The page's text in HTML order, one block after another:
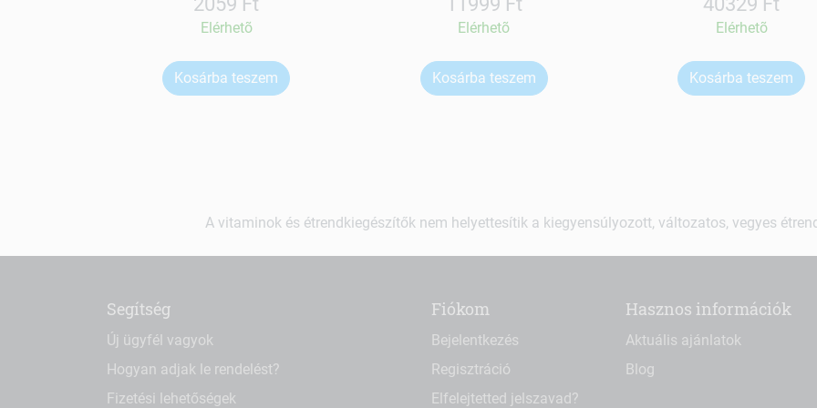
Elérhetõ
Kosárba teszem
Elérhetõ
Kosárba teszem
Elérhetõ
Kosárba teszem
A vitaminok és étrendkiegészítők nem helyettesítik a kiegyensúlyozott, változatos, vegyes
Segítség
Új ügyfél vagyok
Hogyan adjak le rendelést?
Fizetési lehetőségek
Fiókom
Bejelentkezés
Regisztráció
Elfelejtetted jelszavad?
Hasznos információk
Aktuális ajánlatok
Blog